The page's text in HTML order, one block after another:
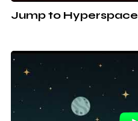
Jump to Hyperspace